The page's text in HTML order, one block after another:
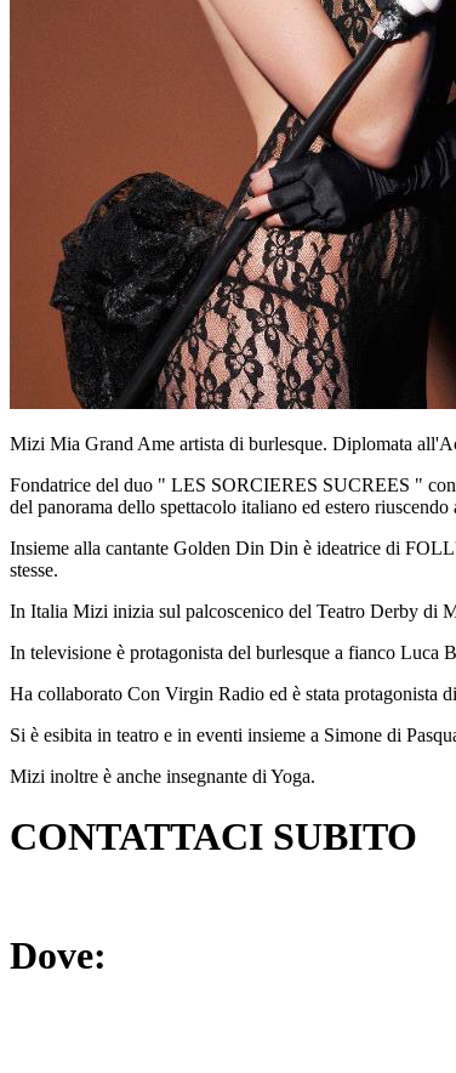
Mizi Mia Grand Ame artista di burlesque. Diplomata
Fondatrice del duo " LES SORCIERES SUCREES "
del panorama dello spettacolo italiano ed estero
Insieme alla cantante Golden Din Din è ideatrice di
stesse.
In Italia Mizi inizia sul palcoscenico del Teatro Derby di
In televisione è protagonista del burlesque a fianco
Ha collaborato Con Virgin Radio ed è stata protagonista
Si è esibita in teatro e in eventi insieme a Simone di
Mizi inoltre è anche insegnante di Yoga.
CONTATTACI SUBITO
Dove: